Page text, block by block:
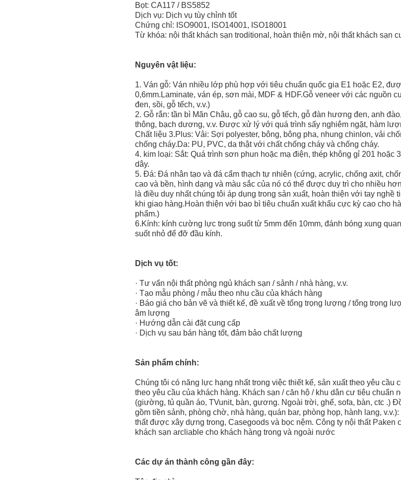
Bọt: CA117 / BS5852
Dịch vụ: Dịch vụ tùy chỉnh tốt
Chứng chỉ: ISO9001, ISO14001, ISO18001
Từ khóa: nội thất khách sạn troditional, hoàn thiện mờ, nội thất khách sạn
Nguyên vật liệu:
1. Ván gỗ: Ván nhiều lớp phù hợp với tiêu chuẩn quốc gia E1 hoặc E2,
0,6mm.Laminate, ván ép, sơn mài, MDF & HDF.Gỗ veneer với các nguồn
đen, sồi, gỗ tếch, v.v.)
2. Gỗ rắn: tần bì Mãn Châu, gỗ cao su, gỗ tếch, gỗ đàn hương đen, anh
thông, bạch dương, v.v. Được xử lý với quá trình sấy nghiêm ngặt, hàm
Chất liệu 3.Plus: Vải: Sợi polyester, bông, bông pha, nhung chinlon, vải
chống cháy.Da: PU, PVC, da thật với chất chống cháy và chống cháy.
4. kim loại: Sắt: Quá trình sơn phun hoặc mạ điện, thép không gỉ 201 hoặc
dây.
5. Đá: Đá nhân tạo và đá cẩm thạch tự nhiên (cứng, acrylic, chống axit,
cao và bền, hình dạng và màu sắc của nó có thể được duy trì cho nhiều hơn
là điều duy nhất chúng tôi áp dụng trong sản xuất, hoàn thiện với tay nghề
khi giao hàng.Hoàn thiện với bao bì tiêu chuẩn xuất khẩu cực kỳ cao cho
phẩm.)
6.Kính: kính cường lực trong suốt từ 5mm đến 10mm, đánh bóng xung
suốt nhỏ để đỡ đầu kính.
Dịch vụ tốt:
· Tư vấn nội thất phòng ngủ khách sạn / sảnh / nhà hàng, v.v.
· Tạo mẫu phòng / mẫu theo nhu cầu của khách hàng
· Báo giá cho bản vẽ và thiết kế, đề xuất về tổng trọng lượng / tổng trọng
âm lượng
· Hướng dẫn cài đặt cung cấp
· Dịch vụ sau bán hàng tốt, đảm bảo chất lượng
Sản phẩm chính:
Chúng tôi có năng lực hạng nhất trong việc thiết kế, sản xuất theo yêu cầu
theo yêu cầu của khách hàng. Khách sạn / căn hộ / khu dân cư tiêu chuẩn
(giường, tủ quần áo, TVunit, bàn, gương. Ngoài trời, ghế, sofa, bàn, ctc .)
gồm tiền sảnh, phòng chờ, nhà hàng, quán bar, phòng họp, hành lang,
thất được xây dựng trong, Casegoods và bọc nệm. Công ty nội thất Paken
khách sạn arcliable cho khách hàng trong và ngoài nước
Các dự án thành công gần đây: